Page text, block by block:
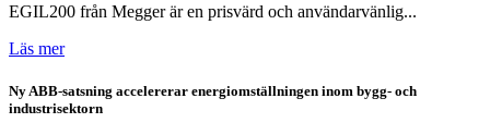
EGIL200 från Megger är en prisvärd och användarvänlig...
Läs mer
Ny ABB-satsning accelererar energiomställningen inom bygg- och
industrisektorn